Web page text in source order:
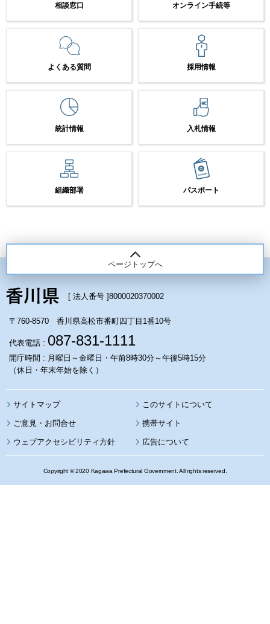
相談窓口 オンライン手続等
よくある質問 採用情報
統計情報 入札情報
組織部署 パスポート
ページトップへ
[ 法人番号 ]8000020370002
〒760-8570 香川県高松市番町四丁目1番10号
代表電話 : 087-831-1111
開庁時間 : 月曜日～金曜日・午前8時30分～午後5時15分
（休日・年末年始を除く）
サイトマップ このサイトについて
携帯サイト
ウェブアクセシビリティ方針 広告について
Copyright © 2020 Kagawa Prefectural Government. All rights reserved.